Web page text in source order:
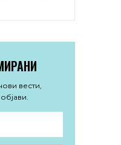
вести,